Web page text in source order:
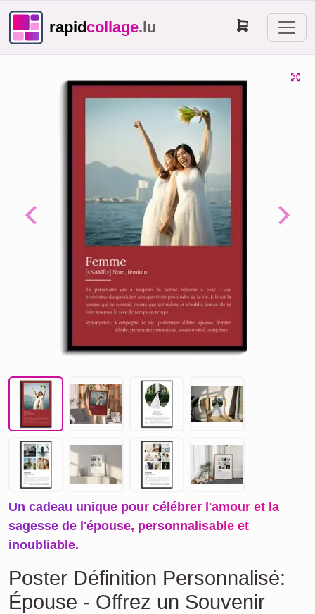
rapidcollage.lu
Previous Next
Un cadeau unique pour célébrer l'amour et la
sagesse de l'épouse, personnalisable et
inoubliable.
Poster Définition Personnalisé:
Épouse - Offrez un Souvenir